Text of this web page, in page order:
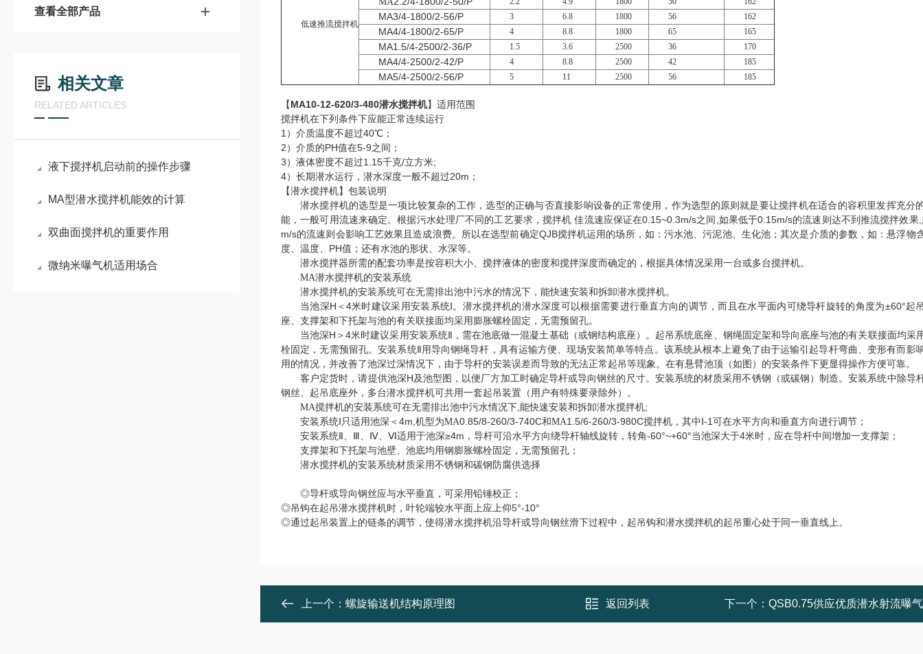
查看全部产品
相关文章
RELATED ARTICLES
液下搅拌机启动前的操作步骤
MA型潜水搅拌机能效的计算
双曲面搅拌机的重要作用
微纳米曝气机适用场合
低速推流搅拌机
MA3/4-1800/2-56/P 3 6.8 1800 56 162
MA4/4-1800/2-65/P 4 8.8 1800 65 165
MA1.5/4-2500/2-36/P 1.5 3.6 2500 36 170
MA4/4-2500/2-42/P 4 8.8 2500 42 185
MA5/4-2500/2-56/P 5 11 2500 56 185
【MA10-12-620/3-480潜水搅拌机】适用范围
搅拌机在下列条件下应能正常连续运行
1）介质温度不超过40℃；
2）介质的PH值在5-9之间；
3）液体密度不超过1.15千克/立方米;
4）长期潜水运行，潜水深度一般不超过20m；
【潜水搅拌机】包装说明
潜水搅拌机的选型是一项比较复杂的工作，选型的正确与否直接影响设备的正常使用，作为选型的原则就是要让搅拌机在适合的容积里发挥充分
能，一般可用流速来确定。根据污水处理厂不同的工艺要求，搅拌机 佳流速应保证在0.15~0.3m/s之间,如果低于0.15m/s的流速则达不到推流搅拌效果
m/s的流速则会影响工艺效果且造成浪费。所以在选型前确定QJB搅拌机运用的场所，如：污水池、污泥池、生化池；其次是介质的参数，如：悬浮物
度、温度、PH值；还有水池的形状、水深等。
潜水搅拌器所需的配套功率是按容积大小、搅拌液体的密度和搅拌深度而确定的，根据具体情况采用一台或多台搅拌机。
MA潜水搅拌机的安装系统
潜水搅拌机的安装系统可在无需排出池中污水的情况下，能快速安装和拆卸潜水搅拌机。
当池深H＜4米时建议采用安装系统Ⅰ。潜水搅拌机的潜水深度可以根据需要进行垂直方向的调节，而且在水平面内可绕导杆旋转的角度为±60°起
座、支撑架和下托架与池的有关联接面均采用膨胀螺栓固定，无需预留孔。
当池深H＞4米时建议采用安装系统Ⅱ，需在池底做一混凝土基础（或钢结构底座）。起吊系统底座、钢绳固定架和导向底座与池的有关联接面均采
栓固定，无需预留孔。安装系统Ⅱ用导向钢绳导杆，具有运输方便、现场安装简单等特点。该系统从根本上避免了由于运输引起导杆弯曲、变形有而影
用的情况，并改善了池深过深情况下，由于导杆的安装误差而导致的无法正常起吊等现象。在有悬臂池顶（如图）的安装条件下更显得操作方便可靠。
客户定货时，请提供池深H及池型图，以便厂方加工时确定导杆或导向钢丝的尺寸。安装系统的材质采用不锈钢（或碳钢）制造。安装系统中除导
钢丝、起吊底座外，多台潜水搅拌机可共用一套起吊装置（用户有特殊要录除外）。
MA搅拌机的安装系统可在无需排出池中污水情况下,能快速安装和拆卸潜水搅拌机;
安装系统Ⅰ只适用池深＜4m,机型为MA0.85/8-260/3-740C和MA1.5/6-260/3-980C搅拌机，其中Ⅰ-1可在水平方向和垂直方向进行调节；
安装系统Ⅱ、Ⅲ、Ⅳ、Ⅵ适用于池深≥4m，导杆可沿水平方向绕导杆轴线旋转，转角-60°~+60°当池深大于4米时，应在导杆中间增加一支撑架；
支撑架和下托架与池壁、池底均用钢膨胀螺栓固定，无需预留孔；
潜水搅拌机的安装系统材质采用不锈钢和碳钢防腐供选择
◎导杆或导向钢丝应与水平垂直，可采用铅锤校正；
◎吊钩在起吊潜水搅拌机时，叶轮端较水平面上应上仰5°-10°
◎通过起吊装置上的链条的调节，使得潜水搅拌机沿导杆或导向钢丝滑下过程中，起吊钩和潜水搅拌机的起吊重心处于同一垂直线上。
上一个： 螺旋输送机结构原理图 返回列表 下一个： QSB0.75供应优质潜水射流曝